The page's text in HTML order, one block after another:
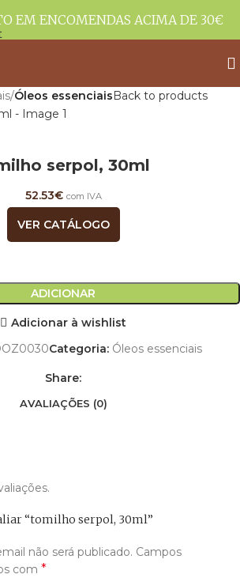
EM ENCOMENDAS ACIMA DE 30€
Óleos essenciaisBack to products
serpol, 30ml
52.53€ com IVA
VER CATÁLOGO
ADICIONAR
Adicionar à wishlist
Categoria: Óleos essenciais
Share:
AVALIAÇÕES (0)
“tomilho serpol, 30ml”
não será publicado. Campos
com *